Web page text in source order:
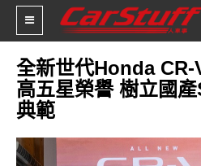
新車價格
車市新聞
全新世代Honda CR-
高五星榮譽 樹立國
典範